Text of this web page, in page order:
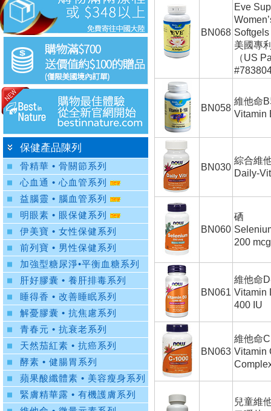
BN068
Eve
Softgels
美國專
（US
BN058
維他命
Vitamin
BN030
綜合維
Daily-
BN060
硒
200 mcg
BN061
維他命
Vitamin
400 IU
BN063
維他命C
Vitamin
兒童維
保健產品陳列
骨精華 • 骨關節系列
心血通 • 心血管系列
益腦靈 • 腦血管系列
明眼素 • 眼保健系列
伊美寶 • 女性保健系列
前列寶 • 男性保健系列
加強型糖尿淨•平衡血糖系列
肝好膠囊 • 養肝排毒系列
睡得香 • 改善睡眠系列
解憂膠囊 • 抗焦慮系列
青春元 • 抗衰老系列
天然茄紅素 • 抗癌系列
酵素 • 健腸胃系列
蘋果酸纖體素 • 美容瘦身系列
緊膚精華露 • 有機護膚系列